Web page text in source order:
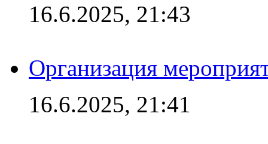
16.6.2025, 21:43
Организация
16.6.2025, 21:41